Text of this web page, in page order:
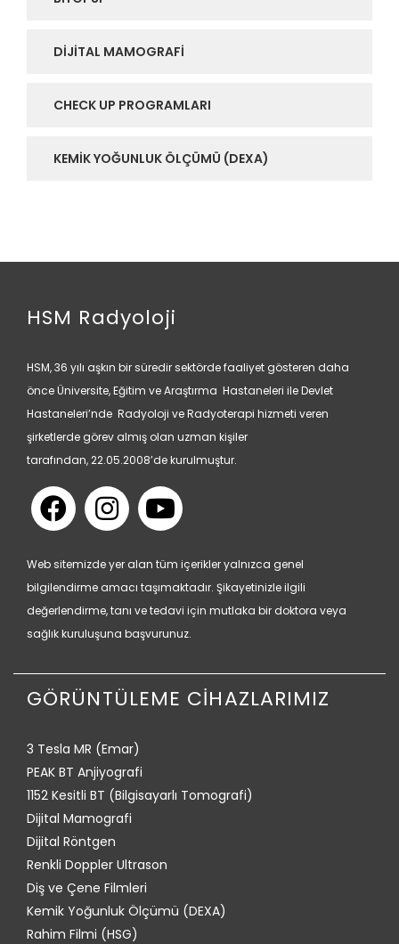
DIJITAL MAMOGRAFI
CHECK UP PROGRAMLARI
KEMIK YOĞUNLUK ÖLÇÜMÜ (DEXA)
HSM Radyoloji
HSM, 36 yılı aşkın bir süredir sektörde faaliyet gösteren daha
önce Üniversite, Eğitim ve Araştırma Hastaneleri ile Devlet
Hastaneleri’nde Radyoloji ve Radyoterapi hizmeti veren
şirketlerde görev almış olan uzman kişiler
tarafından, 22.05.2008’de kurulmuştur.
Web sitemizde yer alan tüm içerikler yalnızca genel
bilgilendirme amacı taşımaktadır. Şikayetinizle ilgili
değerlendirme, tanı ve tedavi için mutlaka bir doktora veya
sağlık kuruluşuna başvurunuz.
GÖRÜNTÜLEME CİHAZLARIMIZ
3 Tesla MR (Emar)
PEAK BT Anjiyografi
1152 Kesitli BT (Bilgisayarlı Tomografi)
Dijital Mamografi
Dijital Röntgen
Renkli Doppler Ultrason
Diş ve Çene Filmleri
Kemik Yoğunluk Ölçümü (DEXA)
Rahim Filmi (HSG)